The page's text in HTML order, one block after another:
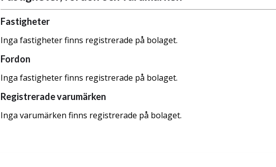
Fastigheter
Inga fastigheter finns registrerade på bolaget.
Fordon
Inga fastigheter finns registrerade på bolaget.
Registrerade varumärken
Inga varumärken finns registrerade på bolaget.